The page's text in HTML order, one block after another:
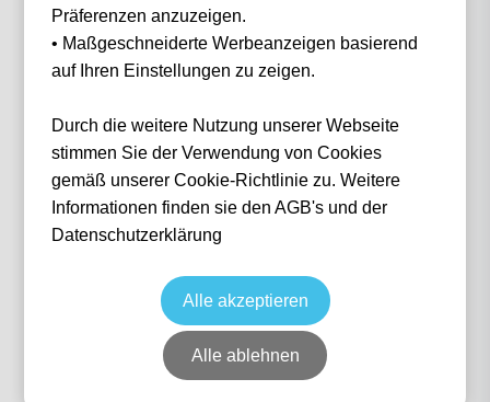
Wie funktioniertes?
1
Suche nach deinem Event
Wähle das Event deiner Träume aus — von Fußball über Formel 1 bis Konzerte.
2
Präferenzen anzuzeigen.
• Maßgeschneiderte Werbeanzeigen basierend
auf Ihren Einstellungen zu zeigen.
Durch die weitere Nutzung unserer Webseite
stimmen Sie der Verwendung von Cookies
gemäß unserer Cookie-Richtlinie zu. Weitere
Informationen finden sie den AGB's und der
Datenschutzerklärung
Alle akzeptieren
Alle ablehnen